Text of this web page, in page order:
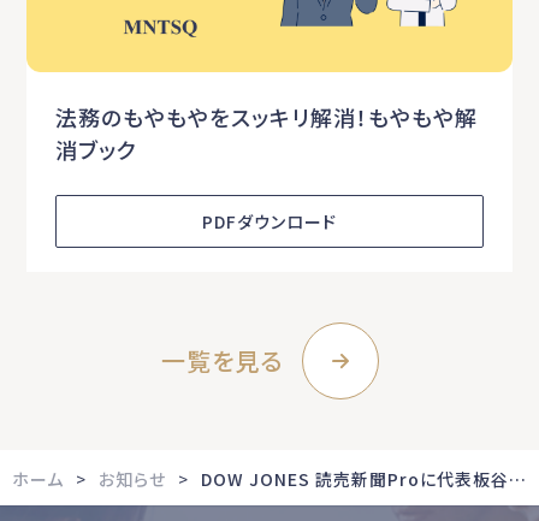
法務のもやもやをスッキリ解消！もやもや解
消ブック
PDFダウンロード
一覧を見る
ホーム お知らせ DOW JONES 読売新聞Proに代表板谷のインタビュー記事が掲載されました